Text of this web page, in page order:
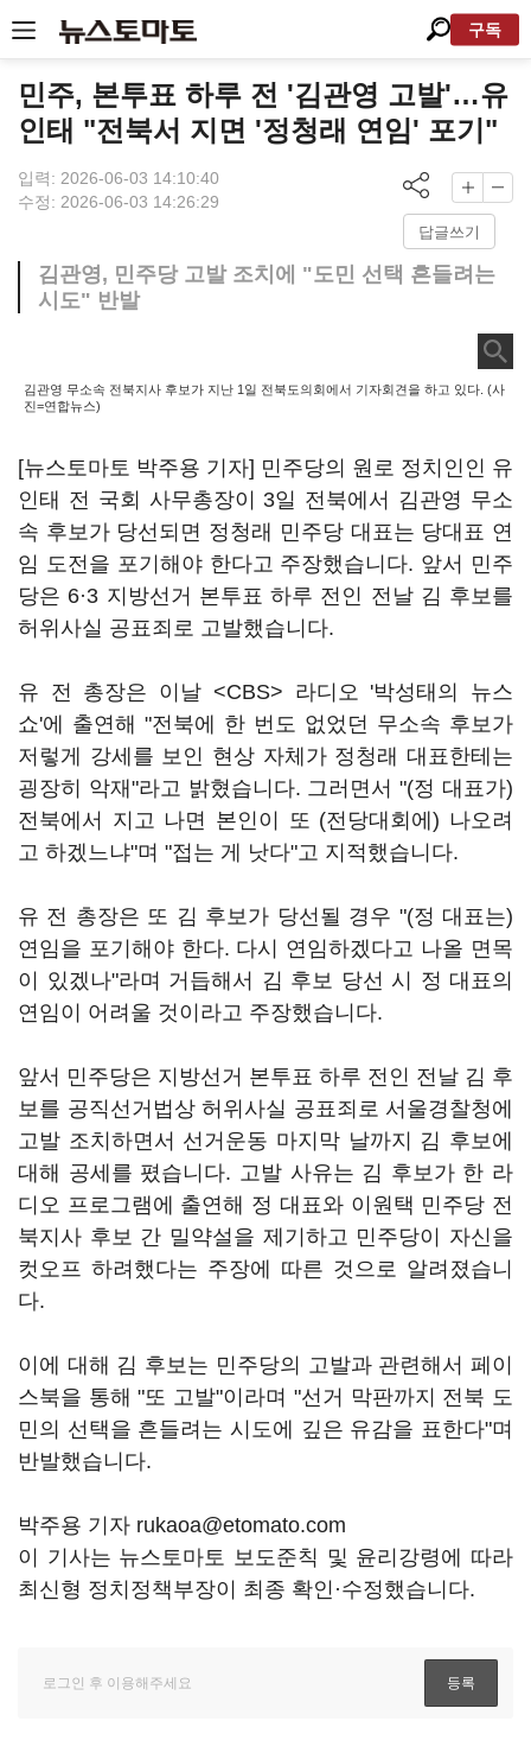
구독
민주, 본투표 하루 전 '김관영 고발'…유
인태 "전북서 지면 '정청래 연임' 포기"
입력: 2026-06-03 14:10:40
수정: 2026-06-03 14:26:29
답글쓰기
김관영, 민주당 고발 조치에 "도민 선택 흔들려는
시도" 반발
김관영 무소속 전북지사 후보가 지난 1일 전북도의회에서 기자회견을 하고 있다. (사
진=연합뉴스)
[뉴스토마토 박주용 기자] 민주당의 원로 정치인인 유
인태 전 국회 사무총장이 3일 전북에서 김관영 무소
속 후보가 당선되면 정청래 민주당 대표는 당대표 연
임 도전을 포기해야 한다고 주장했습니다. 앞서 민주
당은 6·3 지방선거 본투표 하루 전인 전날 김 후보를
허위사실 공표죄로 고발했습니다.
유 전 총장은 이날 <CBS> 라디오 '박성태의 뉴스
쇼'에 출연해 "전북에 한 번도 없었던 무소속 후보가
저렇게 강세를 보인 현상 자체가 정청래 대표한테는
굉장히 악재"라고 밝혔습니다. 그러면서 "(정 대표가)
전북에서 지고 나면 본인이 또 (전당대회에) 나오려
고 하겠느냐"며 "접는 게 낫다"고 지적했습니다.
유 전 총장은 또 김 후보가 당선될 경우 "(정 대표는)
연임을 포기해야 한다. 다시 연임하겠다고 나올 면목
이 있겠나"라며 거듭해서 김 후보 당선 시 정 대표의
연임이 어려울 것이라고 주장했습니다.
앞서 민주당은 지방선거 본투표 하루 전인 전날 김 후
보를 공직선거법상 허위사실 공표죄로 서울경찰청에
고발 조치하면서 선거운동 마지막 날까지 김 후보에
대해 공세를 폈습니다. 고발 사유는 김 후보가 한 라
디오 프로그램에 출연해 정 대표와 이원택 민주당 전
북지사 후보 간 밀약설을 제기하고 민주당이 자신을
컷오프 하려했다는 주장에 따른 것으로 알려졌습니
다.
이에 대해 김 후보는 민주당의 고발과 관련해서 페이
스북을 통해 "또 고발"이라며 "선거 막판까지 전북 도
민의 선택을 흔들려는 시도에 깊은 유감을 표한다"며
반발했습니다.
박주용 기자 rukaoa@etomato.com
이 기사는 뉴스토마토 보도준칙 및 윤리강령에 따라
최신형 정치정책부장이 최종 확인·수정했습니다.